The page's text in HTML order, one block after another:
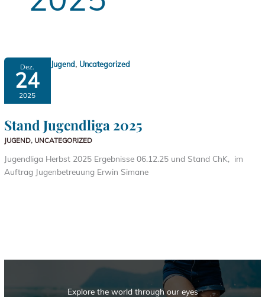
Dez.
24
2025
Jugend, Uncategorized
Stand Jugendliga 2025
JUGEND, UNCATEGORIZED
Jugendliga Herbst 2025 Ergebnisse 06.12.25 und Stand ChK, im
Auftrag Jugenbetreuung Erwin Simane
Explore the world through our eyes